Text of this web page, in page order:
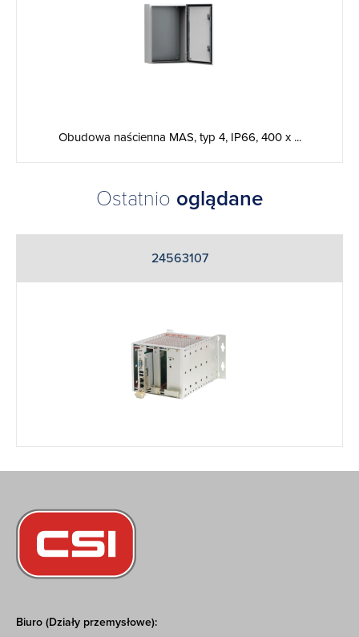
Obudowa naścienna MAS, typ 4, IP66, 400 x ...
Ostatnio oglądane
24563107
Biuro (Działy przemysłowe):